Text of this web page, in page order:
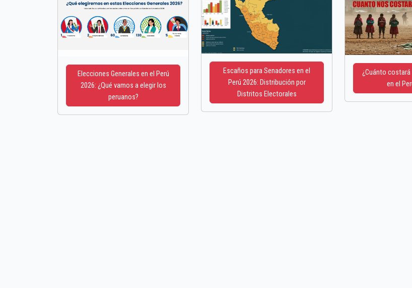
Elecciones Generales en el Perú
2026: ¿Qué vamos a elegir los
peruanos?
Escaños para Senadores en el
Perú 2026: Distribución por
Distritos Electorales
¿Cuánto costará
en el